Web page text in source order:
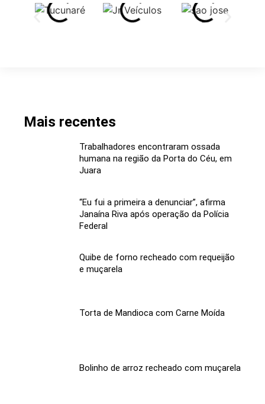
Mais recentes
Trabalhadores encontraram ossada
humana na região da Porta do Céu, em
Juara
“Eu fui a primeira a denunciar”, afirma
Janaína Riva após operação da Polícia
Federal
Quibe de forno recheado com requeijão
e muçarela
Torta de Mandioca com Carne Moída
Bolinho de arroz recheado com muçarela